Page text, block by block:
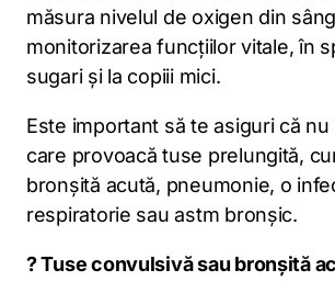
măsura nivelul de oxigen din
monitorizarea funcțiilor vitale, în
sugari și la copiii mici.
Este important să te asiguri că nu
care provoacă tuse prelungită,
bronșită acută, pneumonie, o
respiratorie sau astm bronșic.
? Tuse convulsivă sau bronșită